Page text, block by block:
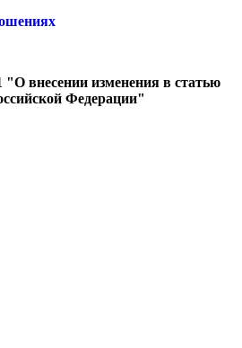
внесении изменения в статью
Федерации"